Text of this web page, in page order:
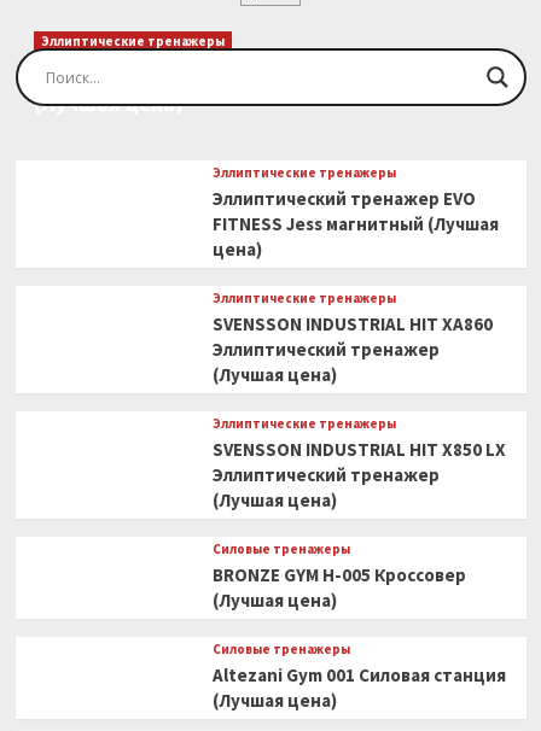
(Лучшая
Эллиптические тренажеры
Эллиптический тренажер EVO FITNESS Orion
(Лучшая цена)
Эллиптические тренажеры
Эллиптический тренажер EVO
FITNESS Jess магнитный (Лучшая
цена)
Эллиптические тренажеры
SVENSSON INDUSTRIAL HIT XA860
Эллиптический тренажер
(Лучшая цена)
Эллиптические тренажеры
SVENSSON INDUSTRIAL HIT X850 LX
Эллиптический тренажер
(Лучшая цена)
Силовые тренажеры
BRONZE GYM H-005 Кроссовер
(Лучшая цена)
Силовые тренажеры
Altezani Gym 001 Силовая станция
(Лучшая цена)